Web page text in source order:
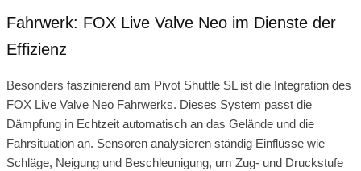
Fahrwerk: FOX Live Valve Neo im Dienste der
Effizienz
Besonders faszinierend am Pivot Shuttle SL ist die Integration des
FOX Live Valve Neo Fahrwerks. Dieses System passt die
Dämpfung in Echtzeit automatisch an das Gelände und die
Fahrsituation an. Sensoren analysieren ständig Einflüsse wie
Schläge, Neigung und Beschleunigung, um Zug- und Druckstufe